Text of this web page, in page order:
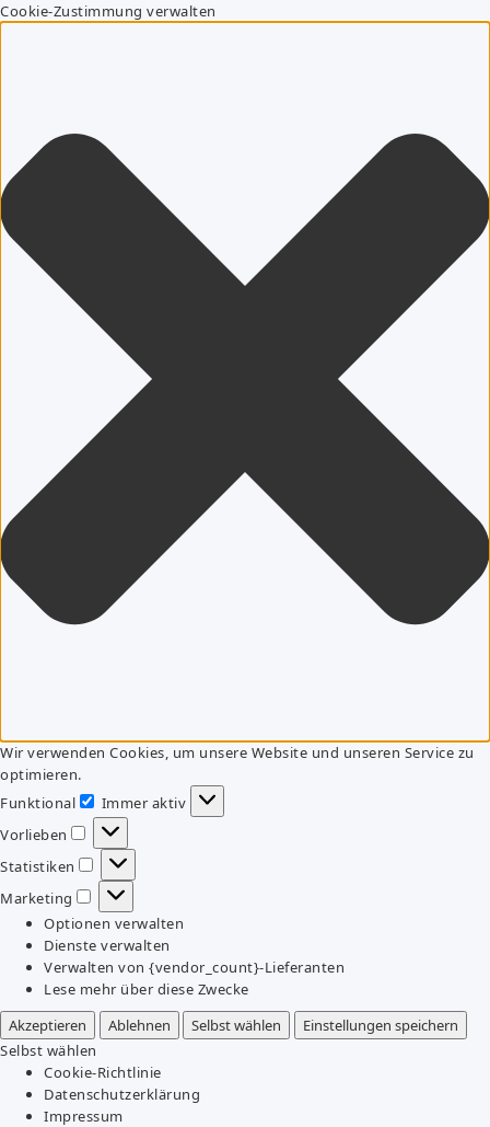
Cookie-Zustimmung verwalten
Wir verwenden Cookies, um unsere Website und unseren Service zu
optimieren.
Funktional
Funktional
Immer aktiv
Vorlieben
Vorlieben
Statistiken
Statistiken
Marketing
Marketing
Optionen verwalten
Dienste verwalten
Verwalten von {vendor_count}-Lieferanten
Lese mehr über diese Zwecke
Akzeptieren
Ablehnen Selbst wählen
Einstellungen speichern
Selbst wählen
Cookie-Richtlinie
Datenschutzerklärung
Impressum